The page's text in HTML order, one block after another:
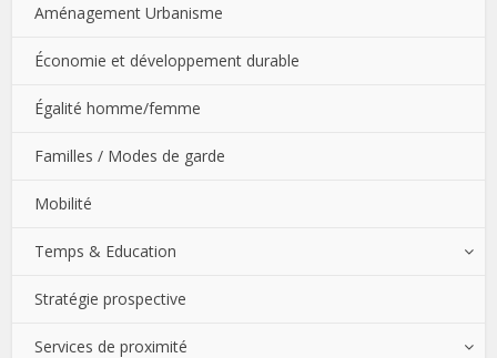
Aménagement Urbanisme
Économie et développement durable
Égalité homme/femme
Familles / Modes de garde
Mobilité
Temps & Education
Stratégie prospective
Services de proximité